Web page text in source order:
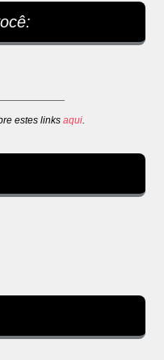
estes links aqui.